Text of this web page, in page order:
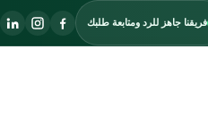
فريقنا جاهز للرد ومتابعة طلبك